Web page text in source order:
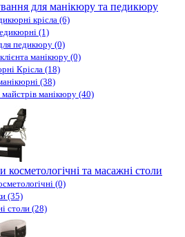
для манікюру та педикюру
крісла (6)
(1)
педикюру (0)
манікюру (0)
Крісла (18)
(38)
майстрів манікюру (40)
косметологічні та масажні столи
(0)
(35)
столи (28)